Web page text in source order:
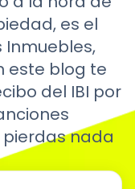
es el
Inmuebles,
este blog te
del IBI por
pierdas nada